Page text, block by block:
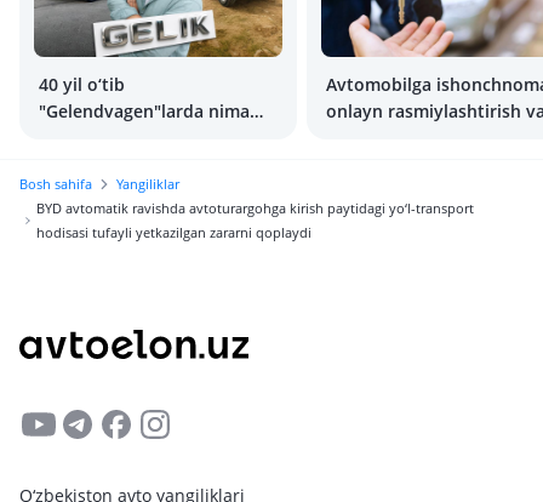
40 yil o‘tib
"Gelendvagen"larda nima
Avtomobilga
onlayn rasmiylashtirish
Bosh sahifa
Yangiliklar
BYD avtomatik ravishda avtoturargohga kirish paytidagi yo‘l-transport
hodisasi tufayli yetkazilgan zararni qoplaydi
O‘zbekiston avto yangiliklari